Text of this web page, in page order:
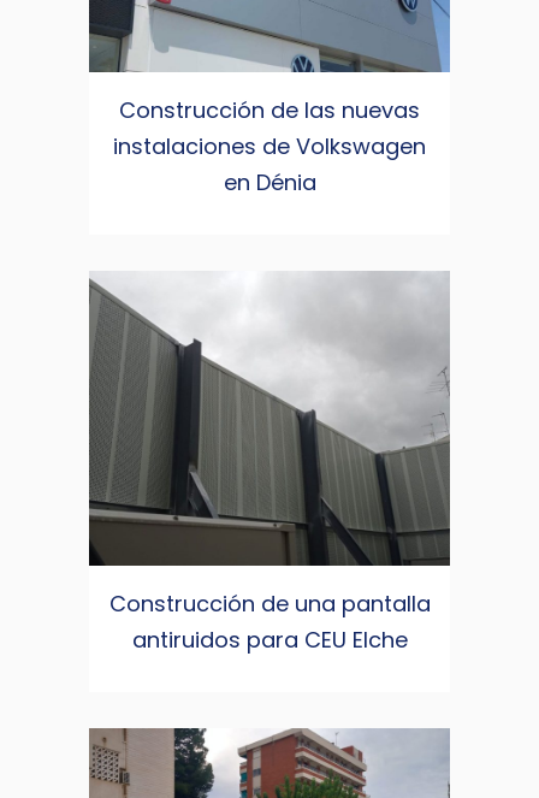
Construcción de las nuevas
instalaciones de Volkswagen
en Dénia
Construcción de una pantalla
antiruidos para CEU Elche